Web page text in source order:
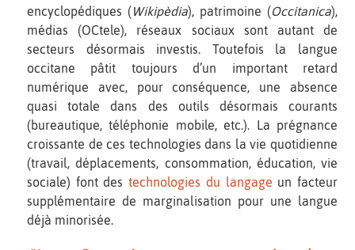
encyclopédiques (Wikipèdia), patrimoine (Occitanica),
médias (OCtele), réseaux sociaux sont autant de
secteurs désormais investis. Toutefois la langue
occitane pâtit toujours d’un important retard
numérique avec, pour conséquence, une absence
quasi totale dans des outils désormais courants
(bureautique, téléphonie mobile, etc.). La prégnance
croissante de ces technologies dans la vie quotidienne
(travail, déplacements, consommation, éducation, vie
sociale) font destechnologies du langage un facteur
supplémentaire de marginalisation pour une langue
déjà minorisée.